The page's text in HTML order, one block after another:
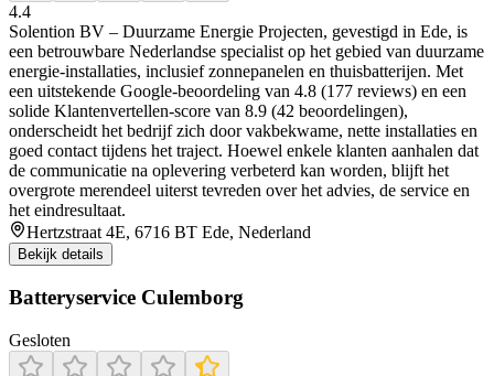
4.4
Solention BV – Duurzame Energie Projecten, gevestigd in Ede, is
een betrouwbare Nederlandse specialist op het gebied van duurzame
energie-installaties, inclusief zonnepanelen en thuisbatterijen. Met
een uitstekende Google-beoordeling van 4.8 (177 reviews) en een
solide Klantenvertellen-score van 8.9 (42 beoordelingen),
onderscheidt het bedrijf zich door vakbekwame, nette installaties en
goed contact tijdens het traject. Hoewel enkele klanten aanhalen dat
de communicatie na oplevering verbeterd kan worden, blijft het
overgrote merendeel uiterst tevreden over het advies, de service en
het eindresultaat.
Hertzstraat 4E, 6716 BT Ede, Nederland
Bekijk details
Batteryservice Culemborg
Gesloten